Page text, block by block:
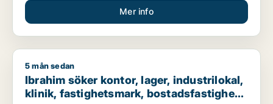
Mer info
Ibrahim söker kontor, lager, industrilokal, klinik,
5 mån sedan
Ibrahim söker kontor, lager, industrilokal,
klinik, fastighetsmark, bostadsfastighet,